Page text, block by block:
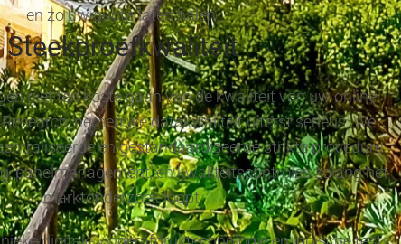
en zo uw quota laten halen.
Steekproefkwaliteit
niet ten koste gaan van de kwaliteit van uw online
nemen we datakwaliteit uiterst serieus. We
en gestandaardiseerde strikte procedure
panelmanagement, en kwaliteitscontroles zolang het
marktonderzoek loopt.